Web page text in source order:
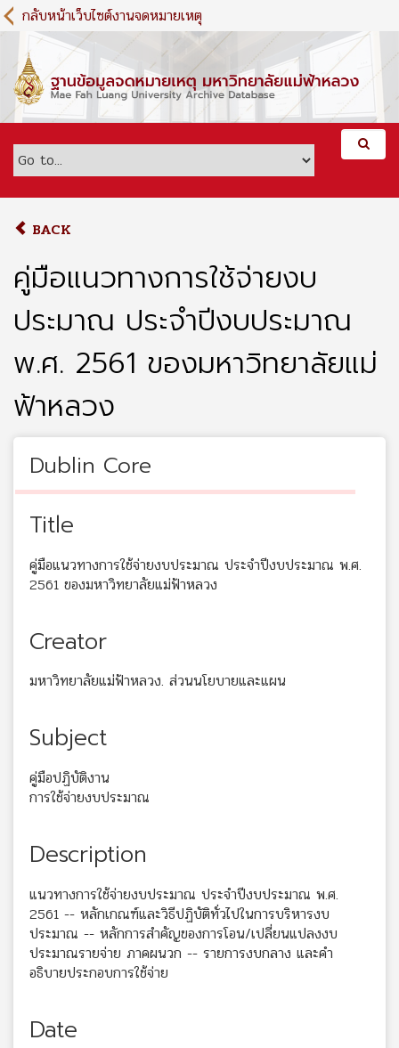
S
k
m
c
กลับหน้าเว็บไซต์งานจดหมายเหตุ
BACK
คู่มือแนวทางการใช้จ่ายงบ
ประมาณ ประจำปีงบประมาณ
พ.ศ. 2561 ของมหาวิทยาลัยแม่
ฟ้าหลวง
Dublin Core
Title
คู่มือแนวทางการใช้จ่ายงบประมาณ ประจำปีงบประมาณ พ.ศ.
2561 ของมหาวิทยาลัยแม่ฟ้าหลวง
Creator
มหาวิทยาลัยแม่ฟ้าหลวง. ส่วนนโยบายและแผน
Subject
คู่มือปฏิบัติงาน
การใช้จ่ายงบประมาณ
Description
แนวทางการใช้จ่ายงบประมาณ ประจำปีงบประมาณ พ.ศ.
2561 -- หลักเกณฑ์และวิธีปฏิบัติทั่วไปในการบริหารงบ
ประมาณ -- หลักการสำคัญของการโอน/เปลี่ยนแปลงงบ
ประมาณรายจ่าย ภาคผนวก -- รายการงบกลาง และคำ
อธิบายประกอบการใช้จ่าย
Date